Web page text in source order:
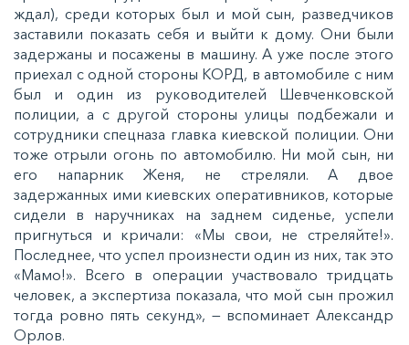
ждал), среди которых был и мой сын, разведчиков
заставили показать себя и выйти к дому. Они были
задержаны и посажены в машину. А уже после этого
приехал с одной стороны КОРД, в автомобиле с ним
был и один из руководителей Шевченковской
полиции, а с другой стороны улицы подбежали и
сотрудники спецназа главка киевской полиции. Они
тоже отрыли огонь по автомобилю. Ни мой сын, ни
его напарник Женя, не стреляли. А двое
задержанных ими киевских оперативников, которые
сидели в наручниках на заднем сиденье, успели
пригнуться и кричали: «Мы свои, не стреляйте!».
Последнее, что успел произнести один из них, так это
«Мамо!». Всего в операции участвовало тридцать
человек, а экспертиза показала, что мой сын прожил
тогда ровно пять секунд», — вспоминает Александр
Орлов.